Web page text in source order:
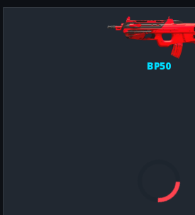
BP50